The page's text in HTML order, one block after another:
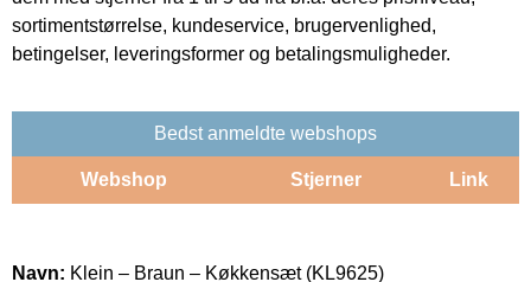
sortimentstørrelse, kundeservice, brugervenlighed,
betingelser, leveringsformer og betalingsmuligheder.
Bedst anmeldte webshops
Webshop Stjerner Link
Navn: Klein – Braun – Køkkensæt (KL9625)